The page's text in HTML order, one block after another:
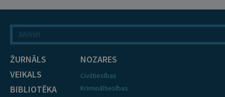
ŽURNĀLS
VEIKALS
BIBLIOTĒKA
NOZARES
Civiltiesības
Krimināltiesības